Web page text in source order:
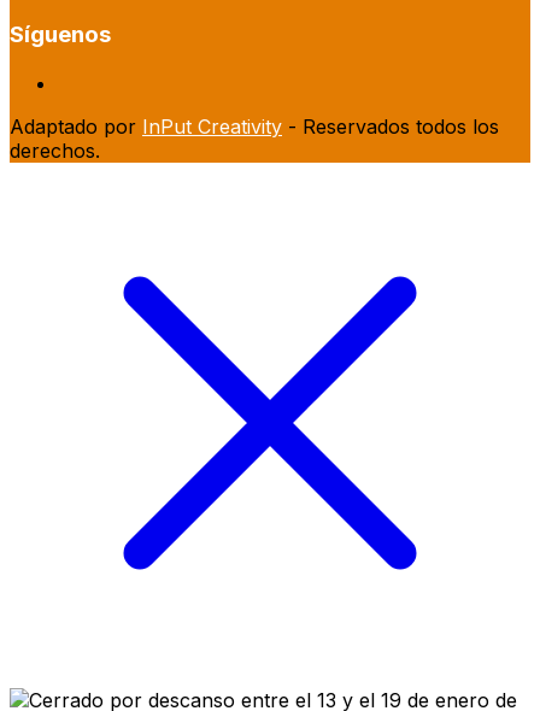
Síguenos
Adaptado por InPut Creativity - Reservados todos los
derechos.